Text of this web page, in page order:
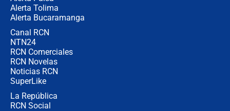
Alerta Tolima
Alerta Bucaramanga
Canal RCN
NTN24
RCN Comerciales
RCN Novelas
Noticias RCN
SuperLike
La República
RCN Social